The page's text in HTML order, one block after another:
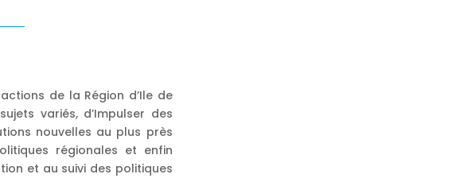
actions de la Région d’Ile de
variés, d’Impulser des
nouvelles au plus près
régionales et enfin
et au suivi des politiques